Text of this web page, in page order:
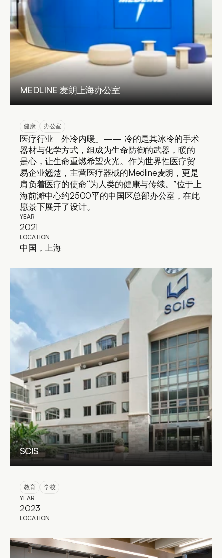
MEDLINE 麦朗上海办公室
健康 办公室
医疗行业「外冷内暖」—— 冷的是其冰冷的手术
器材与化学方式，组成为生命防御的武器，暖的
是心，让生命重燃希望火光。作为世界性医疗贸
易企业翘楚，主营医疗器械的Medline麦朗，更是
肩负着医疗的使命“为人类的健康与传续。”位于上
海前滩中心约2500平的中国区总部办公室，在此
愿景下展开了设计。
YEAR
2021
LOCATION
中国，上海
SCIS
教育
学校
YEAR
2023
LOCATION